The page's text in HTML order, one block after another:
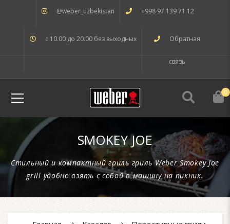
@weber_uzbekistan +998 97 139 71 12
с 10.00 до 20.00 без выходных Обратная
связь
0
SMOKEY JOE
Стильный и компактный гриль гриль Weber Smokey Joe
grill удобно взять с собой в машину на пикник.